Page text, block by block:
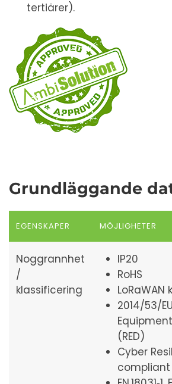
tertiärer).
Grundläggande
EGENSKAPER MÖJLIGHETER
Noggrannhet
/
klassificering
IP20
RoHS
LoRaWAN
2014/53/
(RED)
Cyber
compliant